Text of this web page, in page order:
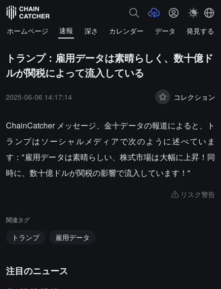
ホームページ 速報 深さ カレンダー データ 発見する
トランプ：雇用データは素晴らしく、数十億ド
ルが関税によって流入している
2025-06-06 14:17:14 コレクション
ChainCatcher メッセージ、金十データの報道によると、ト
ランプはソーシャルメディアで次のように述べていま
す："雇用データは素晴らしい、株式市場は大幅に上昇！同
時に、数十億ドルが関税の影響で流入しています！"
リスク警告
関連タグ
トランプ 雇用データ
注目のニュース